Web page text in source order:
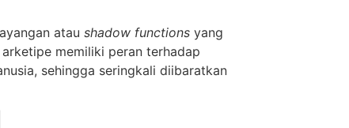
atau shadow functions yang
memiliki peran terhadap
sehingga seringkali diibaratkan